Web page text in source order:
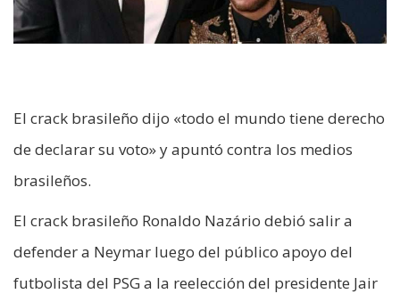
El crack brasileño dijo «todo el mundo tiene derecho
de declarar su voto» y apuntó contra los medios
brasileños.
El crack brasileño Ronaldo Nazário debió salir a
defender a Neymar luego del público apoyo del
futbolista del PSG a la reelección del presidente Jair